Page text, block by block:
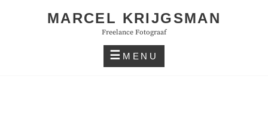
MARCEL KRIJGSMAN
Freelance Fotograaf
MENU